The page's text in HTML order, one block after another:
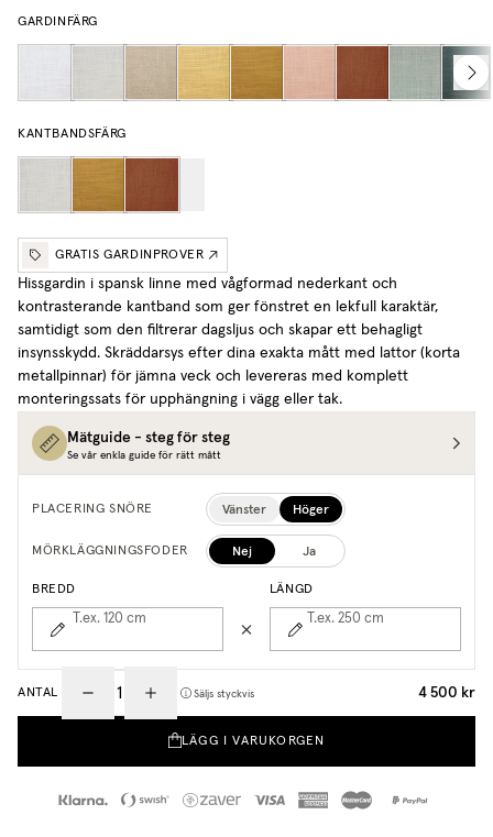
GARDINFÄRG
KANTBANDSFÄRG
GRATIS GARDINPROVER
Hissgardin i spansk linne med vågformad nederkant och
kontrasterande kantband som ger fönstret en lekfull karaktär,
samtidigt som den filtrerar dagsljus och skapar ett behagligt
insynsskydd. Skräddarsys efter dina exakta mått med lattor (korta
metallpinnar) för jämna veck och levereras med komplett
monteringssats för upphängning i vägg eller tak.
Mätguide - steg för steg
Se vår enkla guide för rätt mått
PLACERING SNÖRE Vänster Höger
MÖRKLÄGGNINGSFODER Nej Ja
BREDD
T.ex. 120 cm
LÄNGD
T.ex. 250 cm
ANTAL Säljs styckvis 4 500 kr
LÄGG I VARUKORGEN